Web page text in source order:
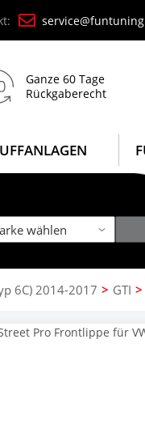
Ganze 60 Tage
Rückgaberecht
6C) 2014-2017 GTI